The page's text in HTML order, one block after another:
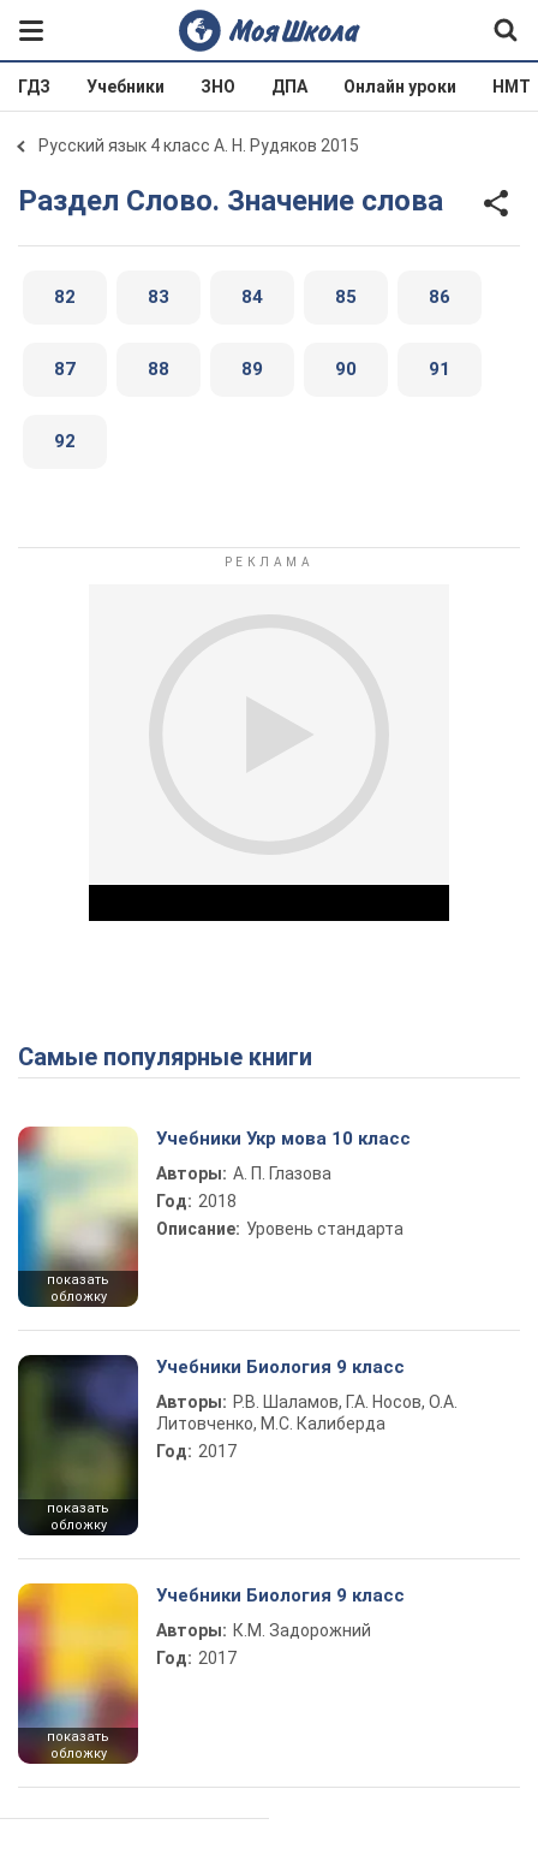
ГДЗ Учебники ЗНО ДПА Онлайн уроки НМТ
Русский язык 4 класс А. Н. Рудяков 2015
Раздел Слово. Значение слова
82 83 84 85 86
87 88 89 90 91
92
Play Video
Самые популярные книги
показать
обложку
Учебники Укр мова 10 класс
Авторы: А. П. Глазова
Год: 2018
Описание: Уровень стандарта
показать
обложку
Учебники Биология 9 класс
Авторы: Р.В. Шаламов, Г.А. Носов, О.А.
Литовченко, М.С. Калиберда
Год: 2017
показать
обложку
Учебники Биология 9 класс
Авторы: К.М. Задорожний
Год: 2017